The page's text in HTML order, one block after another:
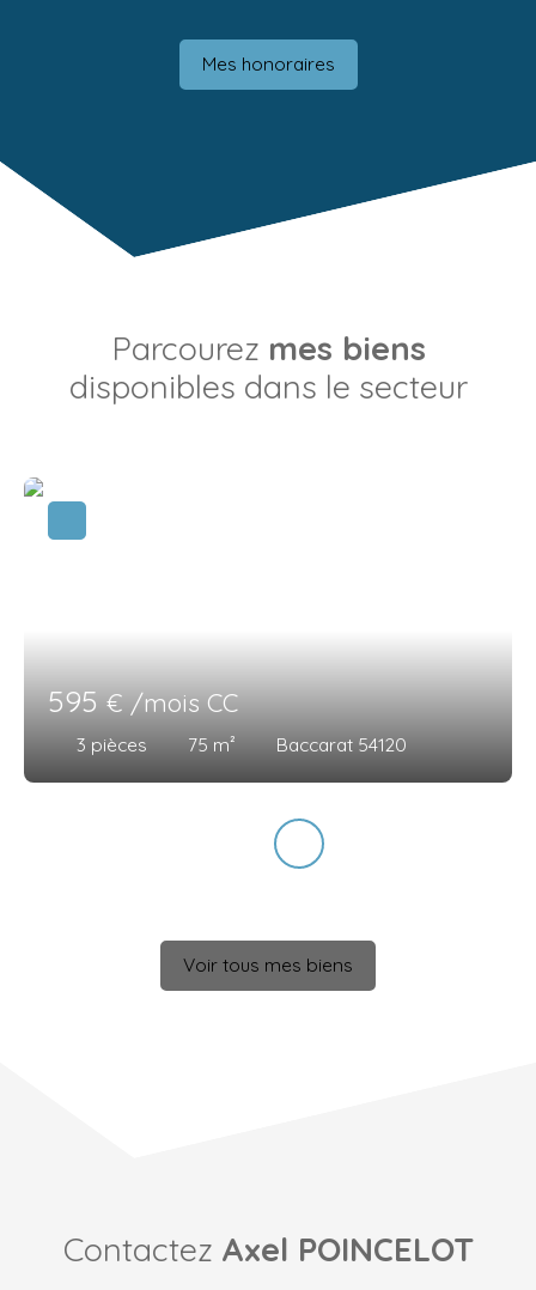
Mes honoraires
Parcourez mes biens
disponibles dans le secteur
595€ /mois CC
3 pièces 75 m² Baccarat 54120
Voir tous mes biens
Contactez Axel POINCELOT